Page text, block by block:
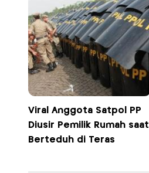
Viral Anggota Satpol PP
Diusir Pemilik Rumah saat
Berteduh di Teras